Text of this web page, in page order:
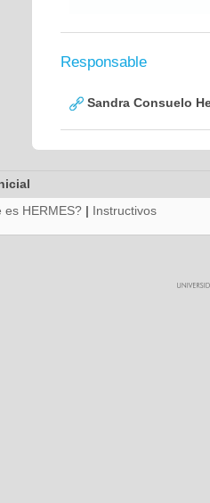
Responsable
Sandra Consuelo
es HERMES? | Instructivos